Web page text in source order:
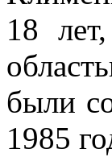
18
были
1985